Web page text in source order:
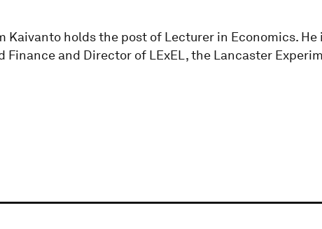
Kaivanto holds the post of Lecturer in Economics.
Finance and Director of LExEL, the Lancaster